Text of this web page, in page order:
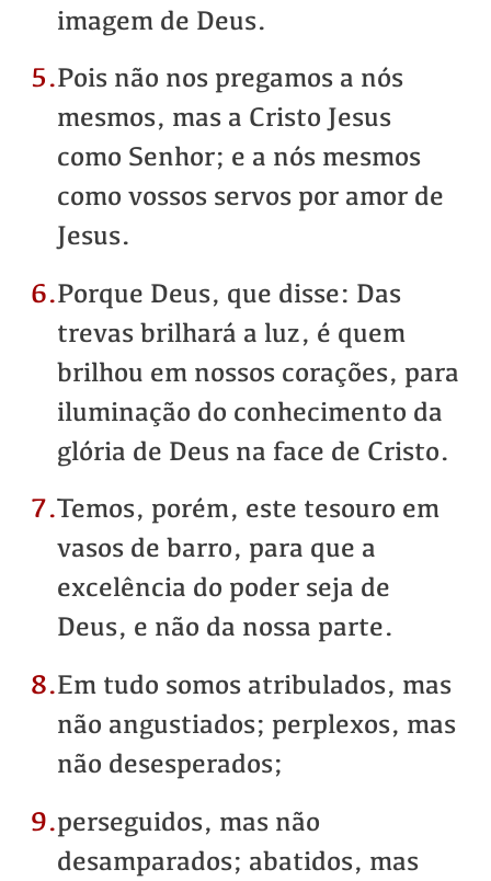
imagem de Deus.
5.Pois não nos pregamos a nós
mesmos, mas a Cristo Jesus
como Senhor; e a nós mesmos
como vossos servos por amor de
Jesus.
6.Porque Deus, que disse: Das
trevas brilhará a luz, é quem
brilhou em nossos corações, para
iluminação do conhecimento da
glória de Deus na face de Cristo.
7. Temos, porém, este tesouro em
vasos de barro, para que a
excelência do poder seja de
Deus, e não da nossa parte.
8.Em tudo somos atribulados, mas
não angustiados; perplexos, mas
não desesperados;
9.perseguidos, mas não
desamparados; abatidos, mas